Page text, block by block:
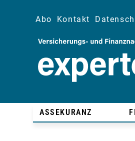
Abo Kontakt
ASSEKURANZ